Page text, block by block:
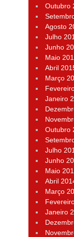
Outubro
Agosto
Julho
Junho
Maio
Abril
Março
Janeiro
Outubro
Julho
Junho
Maio
Abril
Março
Janeiro